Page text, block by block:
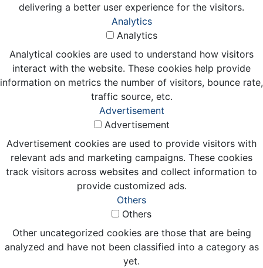
delivering a better user experience for the visitors.
Analytics
Analytics
Analytical cookies are used to understand how visitors
interact with the website. These cookies help provide
information on metrics the number of visitors, bounce rate,
traffic source, etc.
Advertisement
Advertisement
Advertisement cookies are used to provide visitors with
relevant ads and marketing campaigns. These cookies
track visitors across websites and collect information to
provide customized ads.
Others
Others
Other uncategorized cookies are those that are being
analyzed and have not been classified into a category as
yet.